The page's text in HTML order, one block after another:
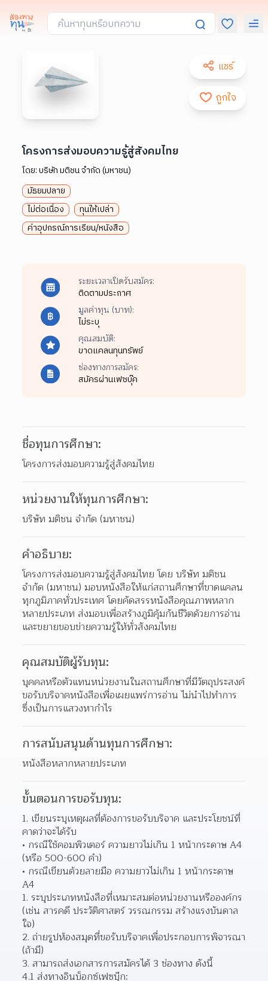
แชร์
ถูกใจ
โครงการส่งมอบความรู้สู่สังคมไทย
โดย:บริษัท มติชน จำกัด (มหาชน)
มัธยมปลาย
ไม่ต่อเนื่อง
ทุนให้เปล่า
ค่าอุปกรณ์การเรียน/หนังสือ
ระยะเวลาเปิดรับสมัคร:
ติดตามประกาศ
มูลค่าทุน (บาท):
ไม่ระบุ
คุณสมบัติ:
ขาดแคลนทุนทรัพย์
ช่องทางการสมัคร:
สมัครผ่านเฟซบุ๊ค
ชื่อทุนการศึกษา:
โครงการส่งมอบความรู้สู่สังคมไทย
หน่วยงานให้ทุนการศึกษา:
บริษัท มติชน จำกัด (มหาชน)
คำอธิบาย:
โครงการส่งมอบความรู้สู่สังคมไทย โดย บริษัท มติชน
จำกัด (มหาชน) มอบหนังสือให้แก่สถานศึกษาที่ขาดแคลน
ทุกภูมิภาคทั่วประเทศ โดยคัดสรรหนังสือคุณภาพหลาก
หลายประเภท ส่งมอบเพื่อสร้างภูมิคุ้มกันชีวิตด้วยการอ่าน
และขยายขอบข่ายความรู้ให้ทั่วสังคมไทย
คุณสมบัติผู้รับทุน:
บุคคลหรือตัวแทนหน่วยงานในสถานศึกษาที่มีวัตถุประสงค์
ขอรับบริจาคหนังสือเพื่อเผยแพร่การอ่าน ไม่นำไปทำการ
ซึ่งเป็นการแสวงหากำไร
การสนับสนุนด้านทุนการศึกษา:
หนังสือหลากหลายประเภท
ขั้นตอนการขอรับทุน:
เขียนระบุเหตุผลที่ต้องการขอรับบริจาค และประโยชน์ที่
คาดว่าจะได้รับ
กรณีใช้คอมพิวเตอร์ ความยาวไม่เกิน 1 หน้ากระดาษ A4
(หรือ 500-600 คำ)
กรณีเขียนด้วยลายมือ ความยาวไม่เกิน 1 หน้ากระดาษ
A4
ระบุประเภทหนังสือที่เหมาะสมต่อหน่วยงานหรือองค์กร
(เช่น สารคดี ประวัติศาสตร์ วรรณกรรม สร้างแรงบันดาล
ใจ)
ถ่ายรูปห้องสมุดที่ขอรับบริจาคเพื่อประกอบการพิจารณา
(ถ้ามี)
สามารถส่งเอกสารการสมัครได้ 3 ช่องทาง ดังนี้